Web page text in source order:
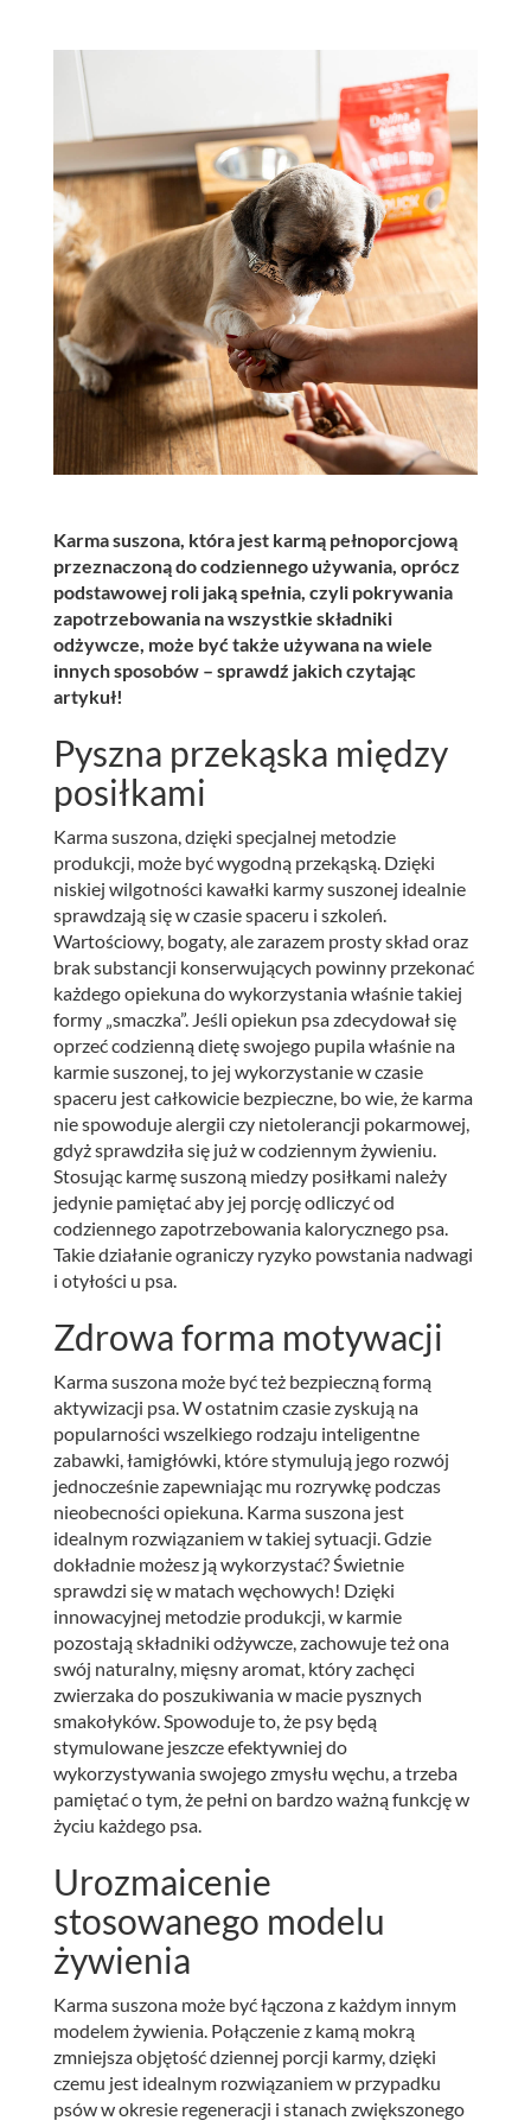
Karma suszona, która jest karmą pełnoporcjową
przeznaczoną do codziennego używania, oprócz
podstawowej roli jaką spełnia, czyli pokrywania
zapotrzebowania na wszystkie składniki
odżywcze, może być także używana na wiele
innych sposobów – sprawdź jakich czytając
artykuł!
Pyszna przekąska między
posiłkami
Karma suszona, dzięki specjalnej metodzie
produkcji, może być wygodną przekąską. Dzięki
niskiej wilgotności kawałki karmy suszonej idealnie
sprawdzają się w czasie spaceru i szkoleń.
Wartościowy, bogaty, ale zarazem prosty skład oraz
brak substancji konserwujących powinny przekonać
każdego opiekuna do wykorzystania właśnie takiej
formy „smaczka”. Jeśli opiekun psa zdecydował się
oprzeć codzienną dietę swojego pupila właśnie na
karmie suszonej, to jej wykorzystanie w czasie
spaceru jest całkowicie bezpieczne, bo wie, że karma
nie spowoduje alergii czy nietolerancji pokarmowej,
gdyż sprawdziła się już w codziennym żywieniu.
Stosując karmę suszoną miedzy posiłkami należy
jedynie pamiętać aby jej porcję odliczyć od
codziennego zapotrzebowania kalorycznego psa.
Takie działanie ograniczy ryzyko powstania nadwagi
i otyłości u psa.
Zdrowa forma motywacji
Karma suszona może być też bezpieczną formą
aktywizacji psa. W ostatnim czasie zyskują na
popularności wszelkiego rodzaju inteligentne
zabawki, łamigłówki, które stymulują jego rozwój
jednocześnie zapewniając mu rozrywkę podczas
nieobecności opiekuna. Karma suszona jest
idealnym rozwiązaniem w takiej sytuacji. Gdzie
dokładnie możesz ją wykorzystać? Świetnie
sprawdzi się w matach węchowych! Dzięki
innowacyjnej metodzie produkcji, w karmie
pozostają składniki odżywcze, zachowuje też ona
swój naturalny, mięsny aromat, który zachęci
zwierzaka do poszukiwania w macie pysznych
smakołyków. Spowoduje to, że psy będą
stymulowane jeszcze efektywniej do
wykorzystywania swojego zmysłu węchu, a trzeba
pamiętać o tym, że pełni on bardzo ważną funkcję w
życiu każdego psa.
Urozmaicenie
stosowanego modelu
żywienia
Karma suszona może być łączona z każdym innym
modelem żywienia. Połączenie z kamą mokrą
zmniejsza objętość dziennej porcji karmy, dzięki
czemu jest idealnym rozwiązaniem w przypadku
psów w okresie regeneracji i stanach zwiększonego